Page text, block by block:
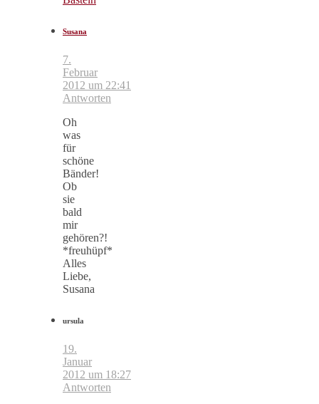
Susana
7.
Februar
2012 um 22:41
Antworten
Oh
was
für
schöne
Bänder!
Ob
sie
bald
mir
gehören?!
*freuhüpf*
Alles
Liebe,
Susana
ursula
19.
Januar
2012 um 18:27
Antworten